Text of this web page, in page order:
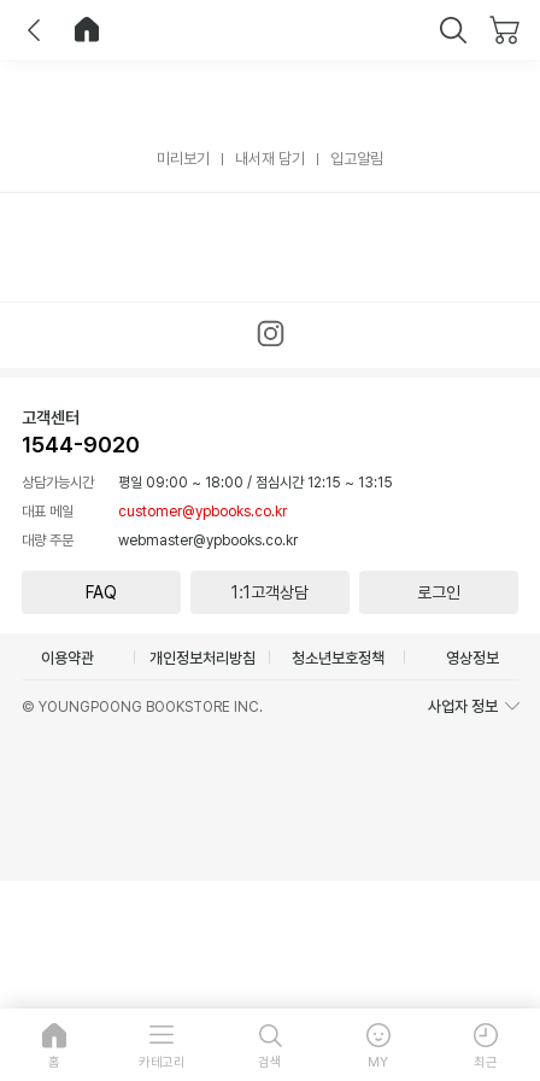
미리보기 내서재 담기 입고알림
고객센터
1544-9020
상담가능시간 평일 09:00 ~ 18:00 / 점심시간 12:15 ~ 13:15
대표 메일
customer@ypbooks.co.kr
대량 주문
webmaster@ypbooks.co.kr
FAQ 1:1고객상담 로그인
이용약관 개인정보처리방침 청소년보호정책 영상정보
© YOUNGPOONG BOOKSTORE INC. 사업자 정보
홈 카테고리 검색 MY 최근